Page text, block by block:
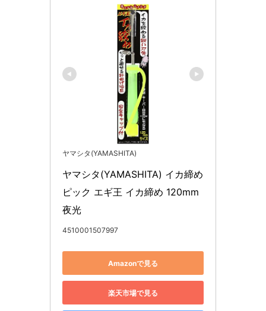
ヤマシタ(YAMASHITA)
ヤマシタ(YAMASHITA) イカ締め
ピック エギ王 イカ締め 120mm
夜光
4510001507997
Amazonで見る
楽天市場で見る